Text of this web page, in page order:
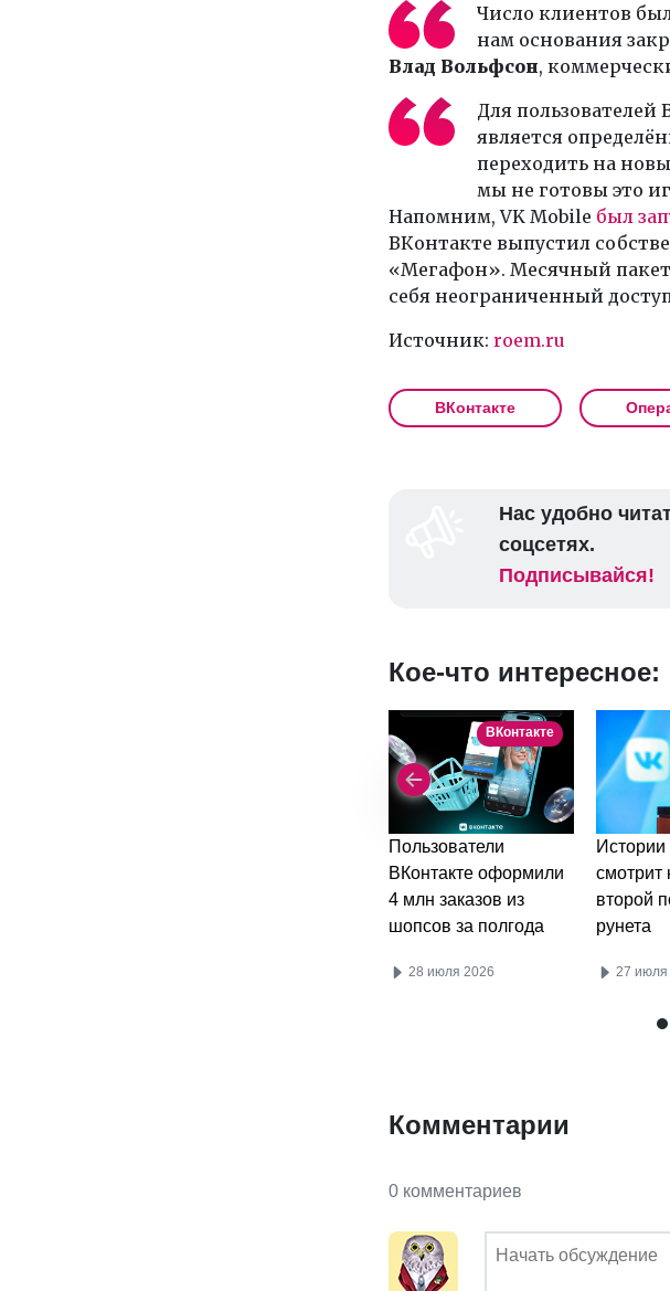
Число клиентов
нам основания
Влад Вольфсон,
Для пользователей
является
переходить на
мы не готовы это
Напомним, VK Mobile был
ВКонтакте выпустил
«Мегафон». Месячный
себя неограниченный
Источник: roem.ru
ВКонтакте
Нас удобно
соцсетях.
Подписывайся!
Кое-что интересное:
ВКонтакте
Пользователи
ВКонтакте оформили
4 млн заказов из
шопсов за полгода
28 июля 2026
Истории
смотрит
второй
рунета
27 июля
Комментарии
0 комментариев